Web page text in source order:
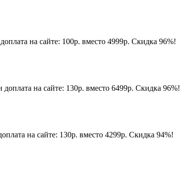
на сайте: 100р. вместо 4999р. Скидка 96%!
на сайте: 130р. вместо 6499р. Скидка 96%!
на сайте: 130р. вместо 4299р. Скидка 94%!